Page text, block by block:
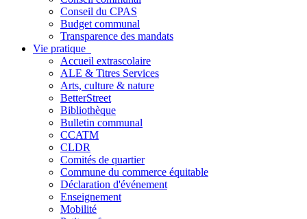
Conseil du CPAS
Budget communal
Transparence des mandats
Vie pratique
Accueil extrascolaire
ALE & Titres Services
Arts, culture & nature
BetterStreet
Bibliothèque
Bulletin communal
CCATM
CLDR
Comités de quartier
Commune du commerce équitable
Déclaration d'événement
Enseignement
Mobilité